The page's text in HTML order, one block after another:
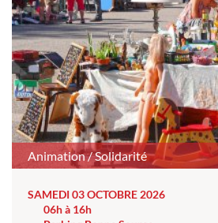
Animation / Solidarité
SAMEDI 03 OCTOBRE 2026
06h à 16h